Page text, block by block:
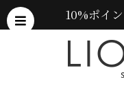
10%ポイ